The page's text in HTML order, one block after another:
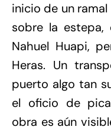
inicio de un
sobre la estepa,
Nahuel Huapi,
Heras. Un
puerto algo tan
el oficio de
obra es aún